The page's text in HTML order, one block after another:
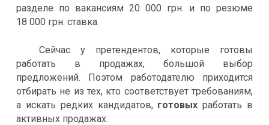
разделе по вакансиям 20 000 грн. и по резюме
18 000 грн. ставка.
Сейчас у претендентов, которые готовы
работать в продажах, большой выбор
предложений. Поэтом работодателю приходится
отбирать не из тех, кто соответствует требованиям,
а искать редких кандидатов, готовых работать в
активных продажах.